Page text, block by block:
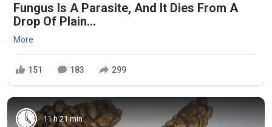
Fungus Is A Parasite, And It Dies From A
Drop Of Plain...
More
151 183 299
11 h 21 min